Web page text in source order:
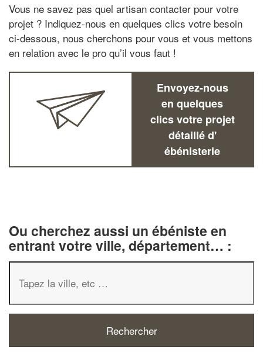
Vous ne savez pas quel artisan contacter pour votre
projet ? Indiquez-nous en quelques clics votre besoin
ci-dessous, nous cherchons pour vous et vous mettons
en relation avec le pro qu’il vous faut !
Envoyez-nous
en quelques
clics votre projet
détaillé d'
ébénisterie
Ou cherchez aussi un ébéniste en
entrant votre ville, département… :